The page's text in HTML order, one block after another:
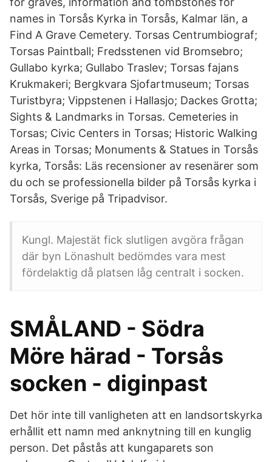
names in Torsås Kyrka in Torsås, Kalmar län, a
Find A Grave Cemetery. Torsas Centrumbiograf;
Torsas Paintball; Fredsstenen vid Bromsebro;
Gullabo kyrka; Gullabo Traslev; Torsas fajans
Krukmakeri; Bergkvara Sjofartmuseum; Torsas
Turistbyra; Vippstenen i Hallasjo; Dackes Grotta;
Sights & Landmarks in Torsas. Cemeteries in
Torsas; Civic Centers in Torsas; Historic Walking
Areas in Torsas; Monuments & Statues in Torsås
kyrka, Torsås: Läs recensioner av resenärer som
du och se professionella bilder på Torsås kyrka i
Torsås, Sverige på Tripadvisor.
Kungl. Majestät fick slutligen avgöra frågan
där byn Lönashult bedömdes vara mest
fördelaktig då platsen låg centralt i socken.
SMÅLAND - Södra
Möre härad - Torsås
socken - diginpast
Det hör inte till vanligheten att en landsortskyrka
erhållit ett namn med anknytning till en kunglig
person. Det påstås att kungaparets son